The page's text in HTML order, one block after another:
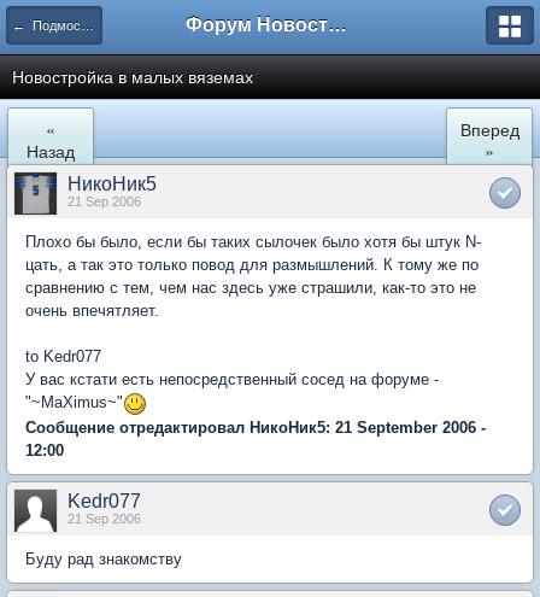
← Подмосковье Форум Новостройки
Новостройка в малых вяземах
«
Назад
Вперед
»
НикоНик5
21 Sep 2006
Плохо бы было, если бы таких сылочек было хотя бы штук N-
цать, а так это только повод для размышлений. К тому же по
сравнению с тем, чем нас здесь уже страшили, как-то это не
очень впечятляет.
to Kedr077
У вас кстати есть непосредственный сосед на форуме -
"~MaXimus~"
Сообщение отредактировал НикоНик5: 21 September 2006 -
12:00
Kedr077
21 Sep 2006
Буду рад знакомству